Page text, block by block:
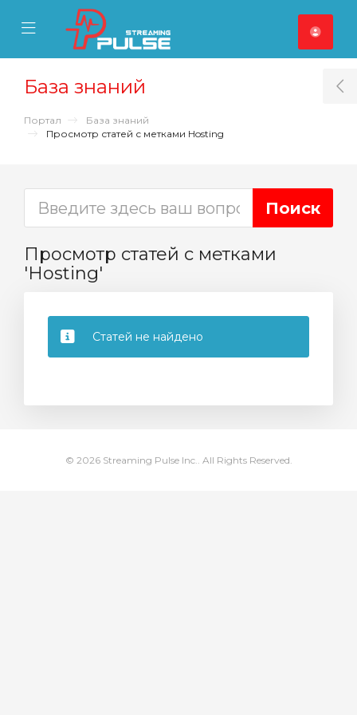
Mobile Menu
Mobile Menu
База знаний
Портал
База знаний
Просмотр статей с метками Hosting
Просмотр статей с метками
'Hosting'
Статей не найдено
© 2026 Streaming Pulse Inc.. All Rights Reserved.